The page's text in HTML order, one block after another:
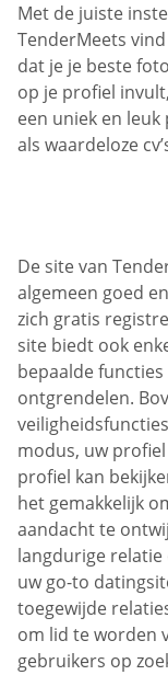
Met de juiste
TenderMeets
dat je je beste
op je profiel
een uniek en
als waardeloze
De site van
algemeen goed
zich gratis
site biedt ook
bepaalde
ontgrendelen.
modus, uw
profiel kan
het gemakkelijk
aandacht te
langdurige
uw go-to
toegewijde
om lid te worden
gebruikers op